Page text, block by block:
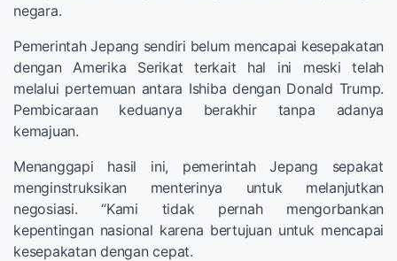
negara.
Pemerintah Jepang sendiri belum mencapai kesepakatan
dengan Amerika Serikat terkait hal ini meski telah
melalui pertemuan antara Ishiba dengan Donald Trump.
Pembicaraan keduanya berakhir tanpa adanya
kemajuan.
Menanggapi hasil ini, pemerintah Jepang sepakat
menginstruksikan menterinya untuk melanjutkan
negosiasi. “Kami tidak pernah mengorbankan
kepentingan nasional karena bertujuan untuk mencapai
kesepakatan dengan cepat.